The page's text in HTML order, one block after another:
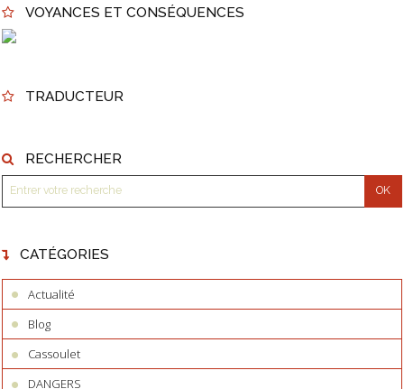
VOYANCES ET CONSÉQUENCES
TRADUCTEUR
RECHERCHER
CATÉGORIES
Actualité
Blog
Cassoulet
DANGERS